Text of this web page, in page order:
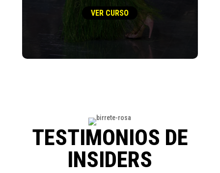
VER CURSO
TESTIMONIOS DE
INSIDERS